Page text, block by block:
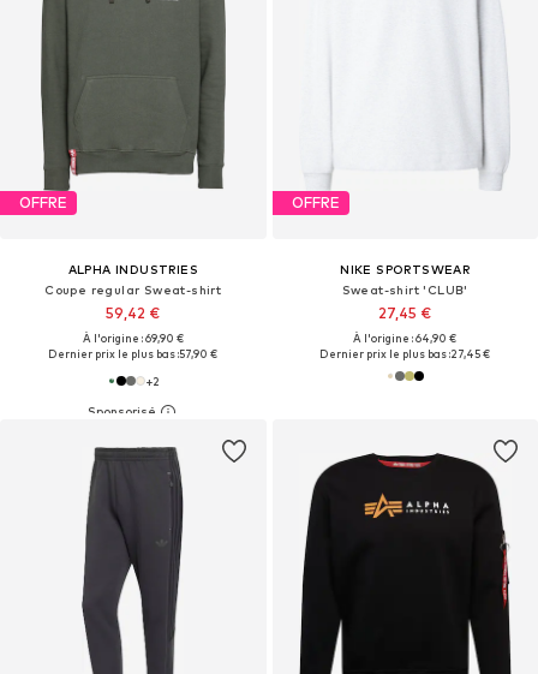
OFFRE
ALPHA INDUSTRIES
Coupe regular Sweat-shirt
59,42 €
À l'origine : 69,90 €
Dernier prix le plus bas :57,90 €
+2
OFFRE
NIKE SPORTSWEAR
Sweat-shirt 'CLUB'
27,45 €
À l'origine : 64,90 €
Dernier prix le plus bas :27,45 €